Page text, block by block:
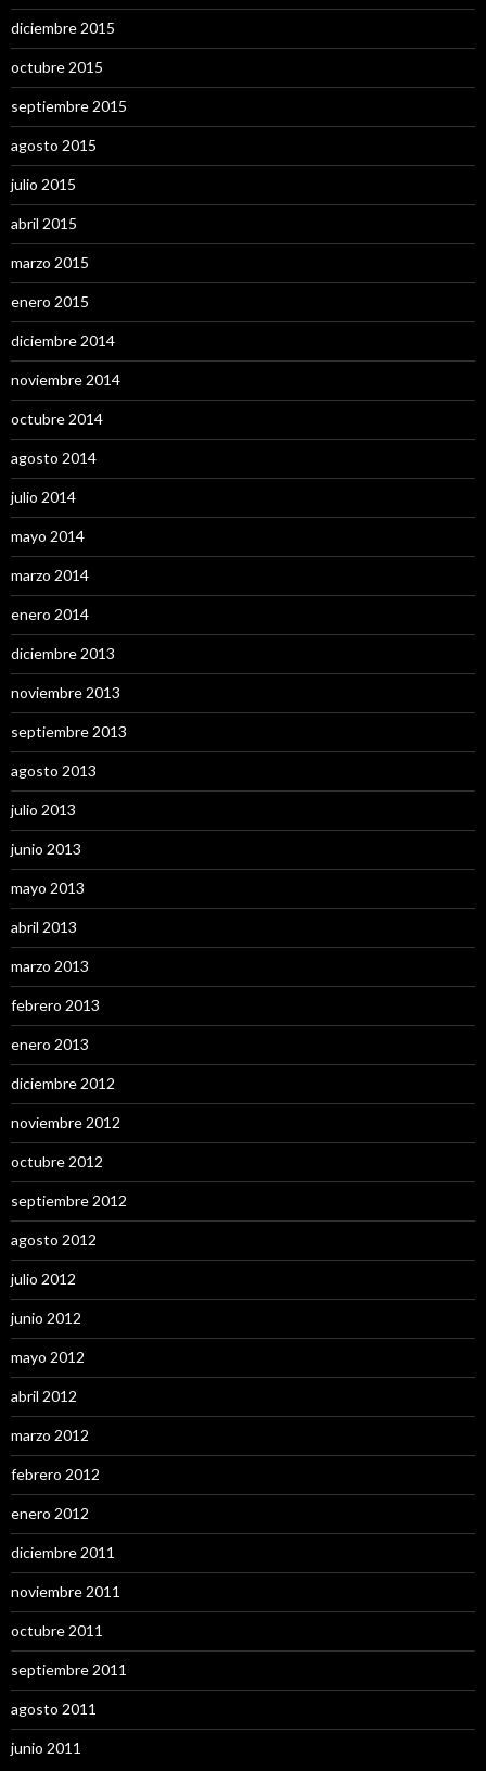
diciembre 2015
octubre 2015
septiembre 2015
agosto 2015
julio 2015
abril 2015
marzo 2015
enero 2015
diciembre 2014
noviembre 2014
octubre 2014
agosto 2014
julio 2014
mayo 2014
marzo 2014
enero 2014
diciembre 2013
noviembre 2013
septiembre 2013
agosto 2013
julio 2013
junio 2013
mayo 2013
abril 2013
marzo 2013
febrero 2013
enero 2013
diciembre 2012
noviembre 2012
octubre 2012
septiembre 2012
agosto 2012
julio 2012
junio 2012
mayo 2012
abril 2012
marzo 2012
febrero 2012
enero 2012
diciembre 2011
noviembre 2011
octubre 2011
septiembre 2011
agosto 2011
junio 2011